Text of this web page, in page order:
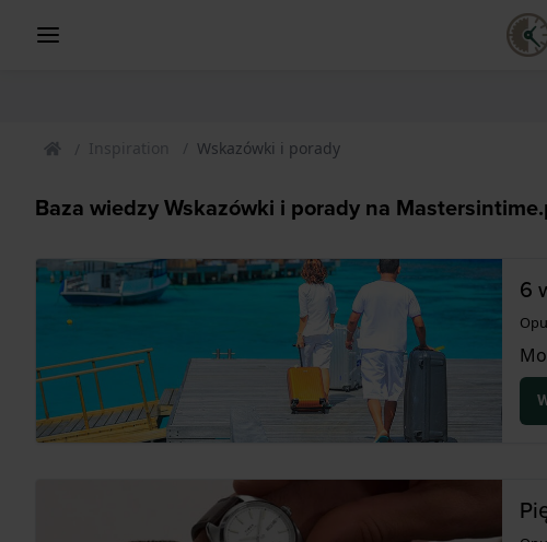
Inspiration Wskazówki i porady
Baza wiedzy Wskazówki i porady na
6